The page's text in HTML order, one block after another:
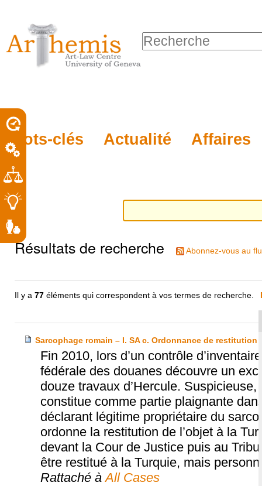
personnels
contenu.
à
la
navigation
Mots-clés Actualité Affaires
Chercher par
Résultats de recherche Abonnez-vous au
Il y a77 éléments qui correspondent à vos termes de recherche.
Sarcophage romain – I. SA c. Ordonnance de restitution
Fin 2010, lors d’un contrôle
fédérale des douanes découvre un
douze travaux d’Hercule.
constitue comme partie plaignante
déclarant légitime propriétaire du
ordonne la restitution de l’objet à la
devant la Cour de Justice puis au
être restitué à la Turquie, mais
Rattaché à All Cases